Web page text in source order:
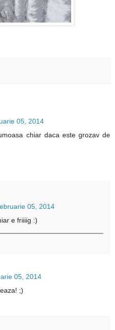
05, 2014
chiar daca este grozav de
05, 2014
e friiiig :)
05, 2014
;)